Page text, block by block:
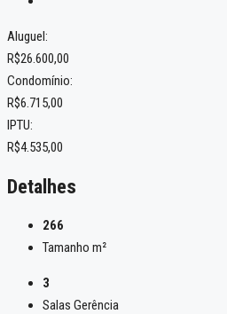
Aluguel:
R$26.600,00
Condomínio:
R$6.715,00
IPTU:
R$4.535,00
Detalhes
266
Tamanho m²
3
Salas Gerência